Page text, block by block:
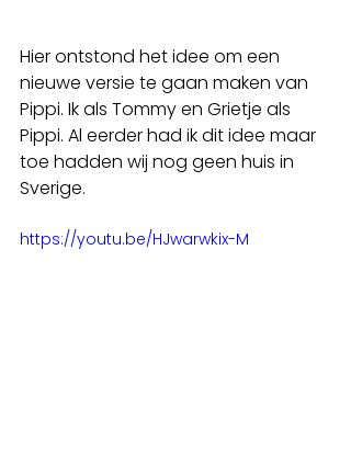
Hier ontstond het idee om een
nieuwe versie te gaan maken van
Pippi. Ik als Tommy en Grietje als
Pippi. Al eerder had ik dit idee maar
toe hadden wij nog geen huis in
Sverige.
https://youtu.be/HJwarwkix-M